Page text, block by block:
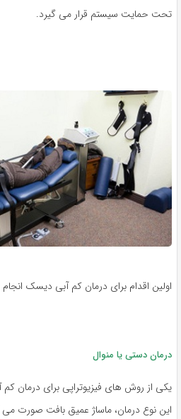
تحت حمایت سیستم قرار می گیرد.
اولین اقدام برای درمان کم آبی دیسک
درمان دستی یا منوال
یکی از روش های فیزیوتراپی برای درمان
این نوع درمان، ماساژ عمیق بافت صورت می